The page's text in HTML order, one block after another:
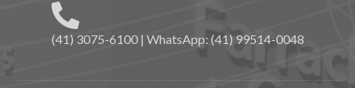
(41) 3075-6100 | WhatsApp: (41) 99514-0048